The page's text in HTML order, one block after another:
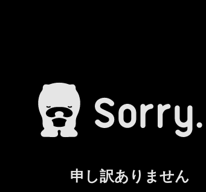
申し訳ありません